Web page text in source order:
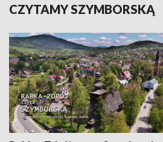
CZYTAMY SZYMBORSKĄ